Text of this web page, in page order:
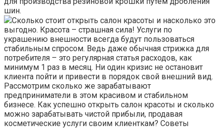
шин.
Сколько стоит открыть салон красоты и насколько это
выгодно. Красота – страшная сила! Услуги по
украшению внешности всегда будут пользоваться
стабильным спросом. Ведь даже обычная стрижка для
потребителя – это регулярная статья расходов, как
минимум 1 раз в месяц. Ни один кризис не остановит
клиента пойти и привести в порядок свой внешний вид.
Рассмотрим сколько же зарабатывают
предприниматели в этом красивом и стабильном
бизнесе. Как успешно открыть салон красоты и сколько
можно зарабатывать чистой прибыли, продавая
косметические услуги своим клиенткам? Советы